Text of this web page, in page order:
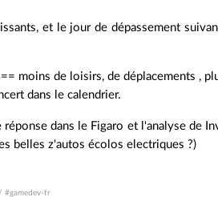
et le jour de dépassement
moins de loisirs, de déplacements ,
dans le calendrier.
dans le Figaro et l'analyse de
belles z'autos écolos electriques ?)
#gamedev-fr